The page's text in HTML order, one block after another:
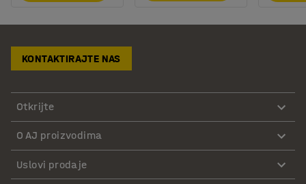
KONTAKTIRAJTE NAS
Otkrijte
O AJ proizvodima
Uslovi prodaje